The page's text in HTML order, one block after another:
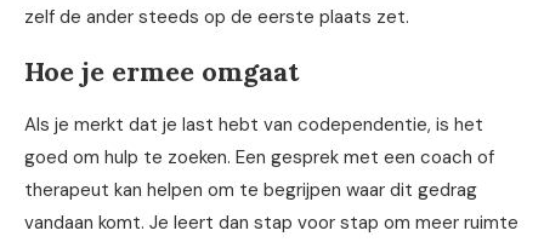
zelf de ander steeds op de eerste plaats zet.
Hoe je ermee omgaat
Als je merkt dat je last hebt van codependentie, is het
goed om hulp te zoeken. Een gesprek met een coach of
therapeut kan helpen om te begrijpen waar dit gedrag
vandaan komt. Je leert dan stap voor stap om meer ruimte